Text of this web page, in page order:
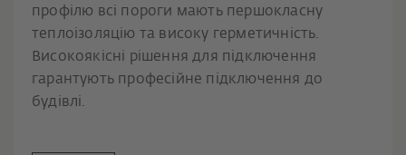
профілю всі пороги мають першокласну
теплоізоляцію та високу герметичність.
Високоякісні рішення для підключення
гарантують професійне підключення до
будівлі.